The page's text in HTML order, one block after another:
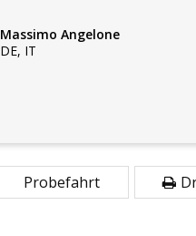
Massimo Angelone
DE, IT
Probefahrt